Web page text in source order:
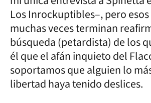
Los Inrockuptibles–, pero
muchas veces terminan
búsqueda (petardista) de los
él que el afán inquieto del
soportamos que alguien lo
libertad haya tenido deslices.